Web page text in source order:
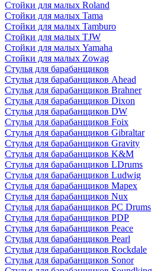
Стойки для малых Roland
Стойки для малых Tama
Стойки для малых Tamburo
Стойки для малых TJW
Стойки для малых Yamaha
Стойки для малых Zowag
Стулья для барабанщиков
Стулья для барабанщиков Ahead
Стулья для барабанщиков Brahner
Стулья для барабанщиков Dixon
Стулья для барабанщиков DW
Стулья для барабанщиков Foix
Стулья для барабанщиков Gibraltar
Стулья для барабанщиков Gravity
Стулья для барабанщиков K&M
Стулья для барабанщиков LDrums
Стулья для барабанщиков Ludwig
Стулья для барабанщиков Mapex
Стулья для барабанщиков Nux
Стулья для барабанщиков PC Drums
Стулья для барабанщиков PDP
Стулья для барабанщиков Peace
Стулья для барабанщиков Pearl
Стулья для барабанщиков Rockdale
Стулья для барабанщиков Sonor